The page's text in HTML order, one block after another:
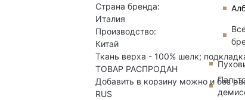
Страна бренда:
Италия
Производство:
Китай
Ткань верха - 100% шелк;
ТОВАР РАСПРОДАН
Добавить в корзину можно и без
RUS